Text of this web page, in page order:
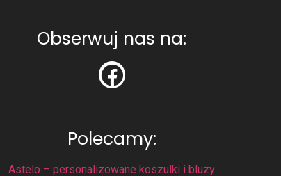
Obserwuj nas na:
Polecamy:
Astelo – personalizowane koszulki i bluzy